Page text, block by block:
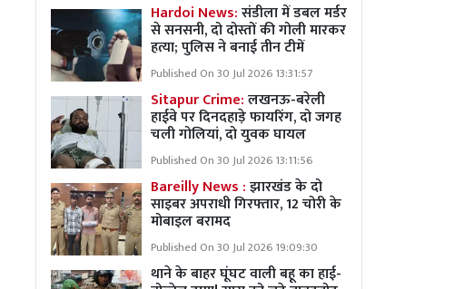
Hardoi News:संडीला में डबल मर्डर
से सनसनी, दो दोस्तों की गोली मारकर
हत्या; पुलिस ने बनाई तीन टीमें
Published On 30 Jul 2026 13:31:57
Sitapur Crime:लखनऊ-बरेली
हाईवे पर दिनदहाड़े फायरिंग, दो जगह
चली गोलियां, दो युवक घायल
Published On 30 Jul 2026 13:11:56
Bareilly News :झारखंड के दो
साइबर अपराधी गिरफ्तार, 12 चोरी के
मोबाइल बरामद
Published On 30 Jul 2026 19:09:30
थाने के बाहर घूंघट वाली बहू का हाई-